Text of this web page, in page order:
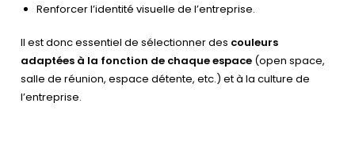
Renforcer l’identité visuelle de l’entreprise.
Il est donc essentiel de sélectionner des couleurs
adaptées à la fonction de chaque espace (open space,
salle de réunion, espace détente, etc.) et à la culture de
l’entreprise.